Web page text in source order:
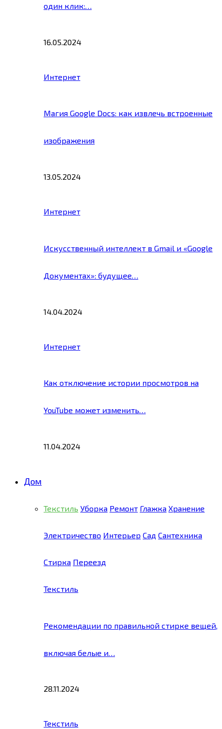
один клик:…
16.05.2024
Интернет
Магия Google Docs: как извлечь встроенные
изображения
13.05.2024
Интернет
Искусственный интеллект в Gmail и «Google
Документах»: будущее…
14.04.2024
Интернет
Как отключение истории просмотров на
YouTube может изменить…
11.04.2024
Дом
Текстиль Уборка Ремонт Глажка Хранение
Электричество Интерьер Сад Сантехника
Стирка Переезд
Текстиль
Рекомендации по правильной стирке вещей,
включая белые и…
28.11.2024
Текстиль